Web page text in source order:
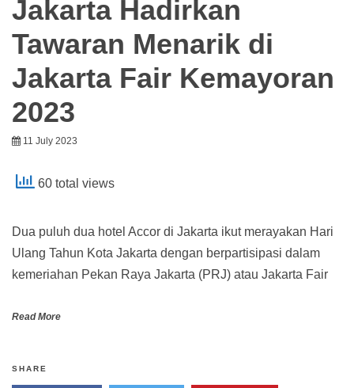
Jakarta Hadirkan
Tawaran Menarik di
Jakarta Fair Kemayoran
2023
11 July 2023
60 total views
Dua puluh dua hotel Accor di Jakarta ikut merayakan Hari
Ulang Tahun Kota Jakarta dengan berpartisipasi dalam
kemeriahan Pekan Raya Jakarta (PRJ) atau Jakarta Fair
Read More
SHARE